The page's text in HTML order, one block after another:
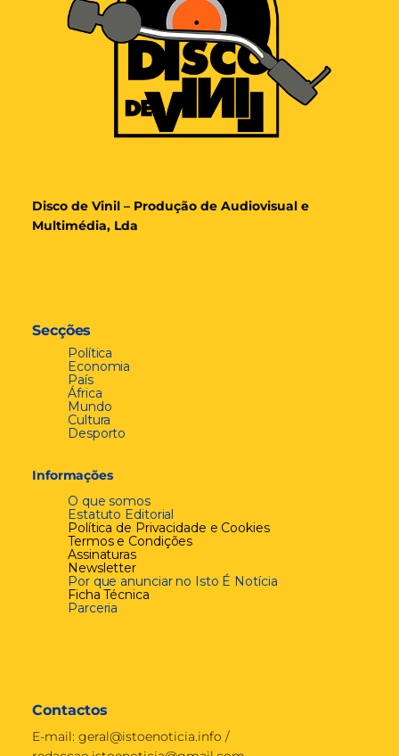
Disco de Vinil – Produção de Audiovisual e
Multimédia, Lda
Secções
Política
Economia
País
África
Mundo
Cultura
Desporto
Informações
O que somos
Estatuto Editorial
Política de Privacidade e Cookies
Termos e Condições
Assinaturas
Newsletter
Por que anunciar no Isto É Notícia
Ficha Técnica
Parceria
Contactos
E-mail: geral@istoenoticia.info /